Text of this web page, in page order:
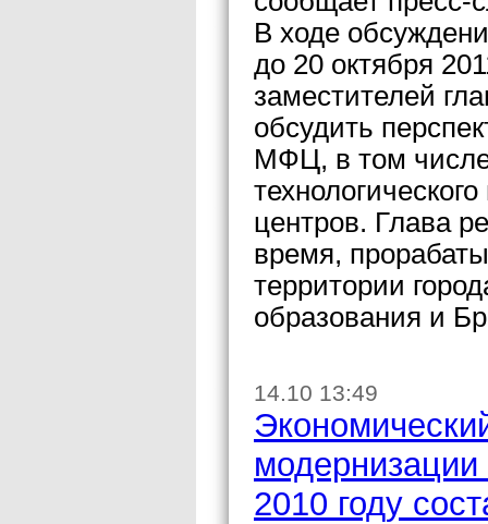
В ходе
до 20 октября
заместителей
обсудить
МФЦ, в том
центров. Глава
время,
территории
образования и
14.10 13:49
2010 году